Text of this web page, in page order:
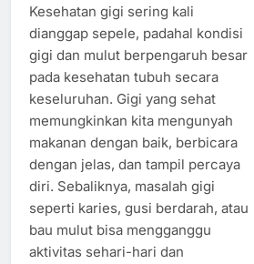
Kesehatan gigi sering kali
dianggap sepele, padahal kondisi
gigi dan mulut berpengaruh besar
pada kesehatan tubuh secara
keseluruhan. Gigi yang sehat
memungkinkan kita mengunyah
makanan dengan baik, berbicara
dengan jelas, dan tampil percaya
diri. Sebaliknya, masalah gigi
seperti karies, gusi berdarah, atau
bau mulut bisa mengganggu
aktivitas sehari-hari dan